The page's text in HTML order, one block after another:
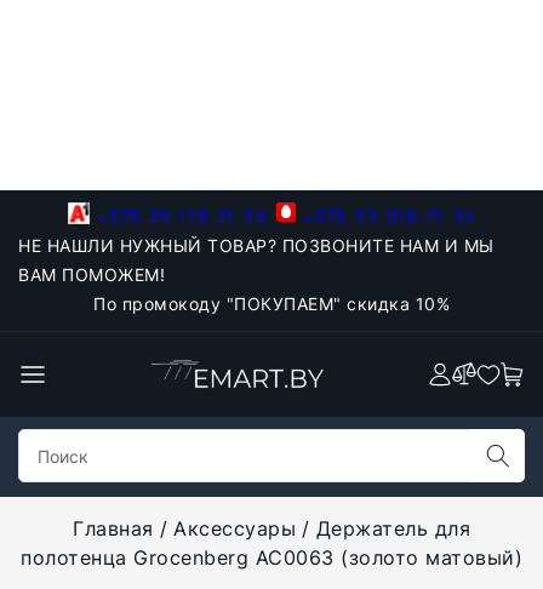
+375-29-118-21-34
+375-33-918-21-34
НЕ НАШЛИ НУЖНЫЙ ТОВАР? ПОЗВОНИТЕ НАМ И МЫ
ВАМ ПОМОЖЕМ!
По промокоду "ПОКУПАЕМ" скидка 10%
Главная Аксессуары
Держатель для
полотенца Grocenberg AC0063 (золото матовый)